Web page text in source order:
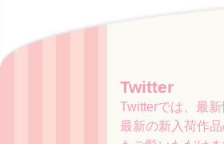
Twitter
Twitterでは、最
最新の新入荷作